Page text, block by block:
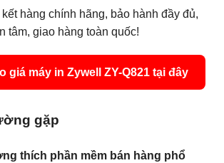
hàng chính hãng, bảo hành đầy đủ,
tâm, giao hàng toàn quốc!
giá máy in Zywell ZY-Q821 tại đây
gặp
thích phần mềm bán hàng phổ